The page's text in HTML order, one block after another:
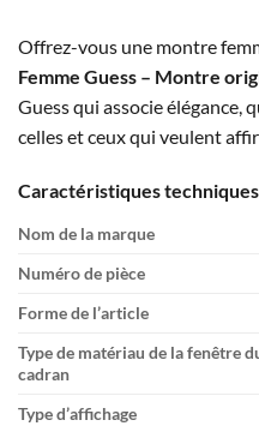
Offrez-vous une montre
Femme Guess – Montre
Guess qui associe élégance,
celles et ceux qui veulent
Caractéristiques
Nom de la marque
Numéro de pièce
Forme de l’article
Type de matériau de la fenêtre
cadran
Type d’affichage